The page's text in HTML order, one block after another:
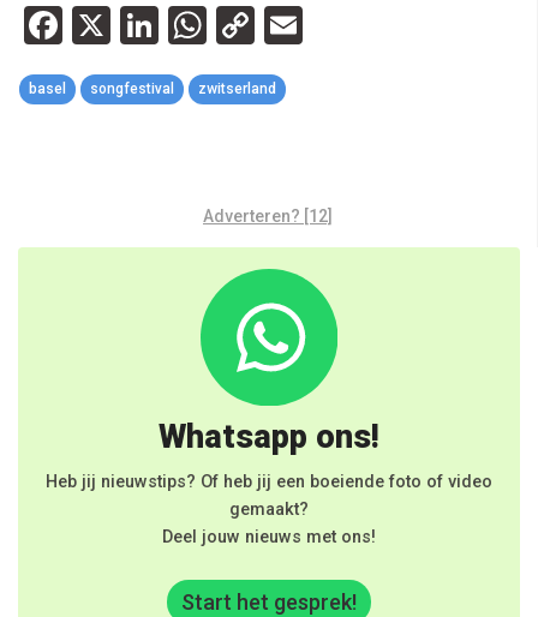
Facebook
X LinkedIn
WhatsApp
Copy
Link
basel songfestival zwitserland
Adverteren? [12]
Whatsapp ons!
Heb jij nieuwstips? Of heb jij een boeiende foto of video
gemaakt?
Deel jouw nieuws met ons!
Start het gesprek!